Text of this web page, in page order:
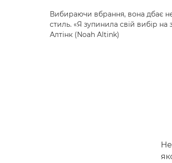
Вибираючи вбрання, вона дбає
стиль. «Я зупинила свій вибір
Алтінк (Noah Altink)